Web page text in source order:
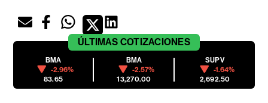
ÚLTIMAS COTIZACIONES
BMA
-2.96%
83.65
BMA
-2.57%
13,270.00
SUPV
-1.64%
2,692.50